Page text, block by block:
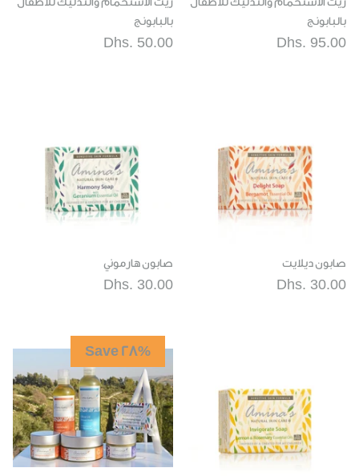
بالبابونج
Dhs. 95.00
بالبابونج
Dhs. 50.00
صابون ديلايت
Dhs. 30.00
صابون هارموني
Dhs. 30.00
Save 28%